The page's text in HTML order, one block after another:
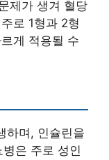
제가 생겨 혈당
로 1형과 2형
게 적용될 수
하며, 인슐린을
은 주로 성인